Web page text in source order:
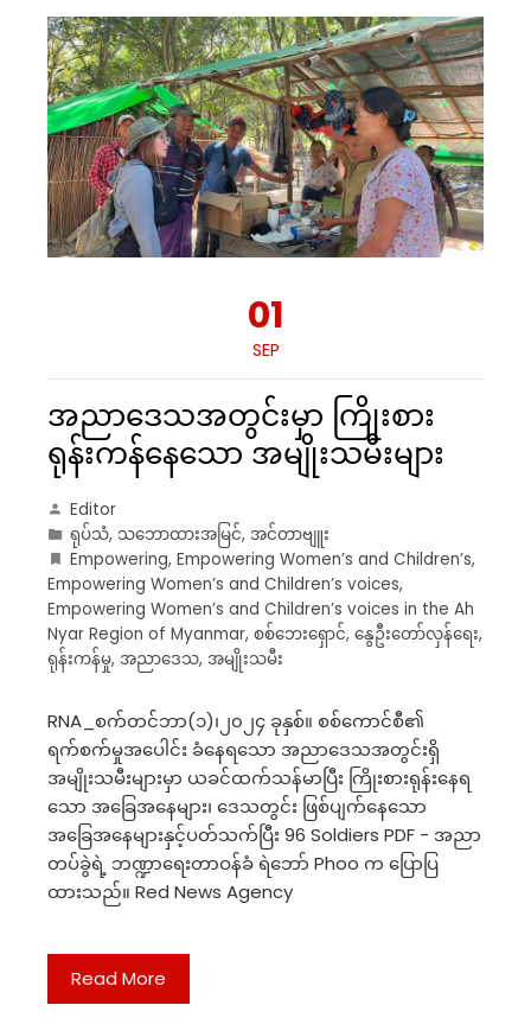
01
SEP
အညာဒေသအတွင်းမှာ ကြိုးစား
ရုန်းကန်နေသော အမျိုးသမီးများ
Editor
ရုပ်သံ, သဘောထားအမြင်, အင်တာဗျူး
Empowering, Empowering Women’s and Children’s,
Empowering Women’s and Children’s voices,
Empowering Women’s and Children’s voices in the Ah
Nyar Region of Myanmar, စစ်ဘေးရှောင်, နွေဦးတော်လှန်ရေး,
ရုန်းကန်မှု, အညာဒေသ, အမျိုးသမီး
RNA_စက်တင်ဘာ(၁)၊၂၀၂၄ ခုနှစ်။ စစ်ကောင်စီ၏
ရက်စက်မှုအပေါင်း ခံနေရသော အညာဒေသအတွင်းရှိ
အမျိုးသမီးများမှာ ယခင်ထက်သန်မာပြီး ကြိုးစားရုန်းနေရ
သော အခြေအနေများ၊ ဒေသတွင်း ဖြစ်ပျက်နေသော
အခြေအနေများနှင့်ပတ်သက်ပြီး 96 Soldiers PDF - အညာ
တပ်ခွဲရဲ့ ဘဏ္ဍာရေးတာဝန်ခံ ရဲဘော် Phoo က ပြောပြ
ထားသည်။ Red News Agency
Read More